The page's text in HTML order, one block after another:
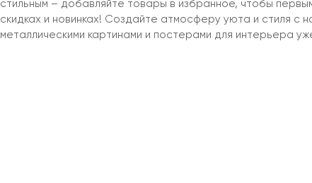
стильным – добавляйте товары в избранное, чтобы
скидках и новинках! Создайте атмосферу уюта и стиля с
металлическими картинами и постерами для интерьера